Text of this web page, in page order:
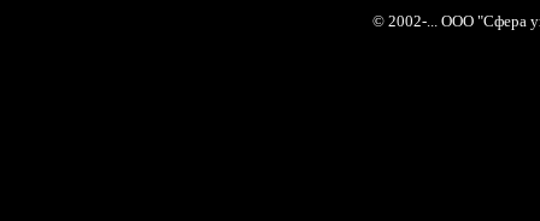
© 2002-... ООО "Сфера